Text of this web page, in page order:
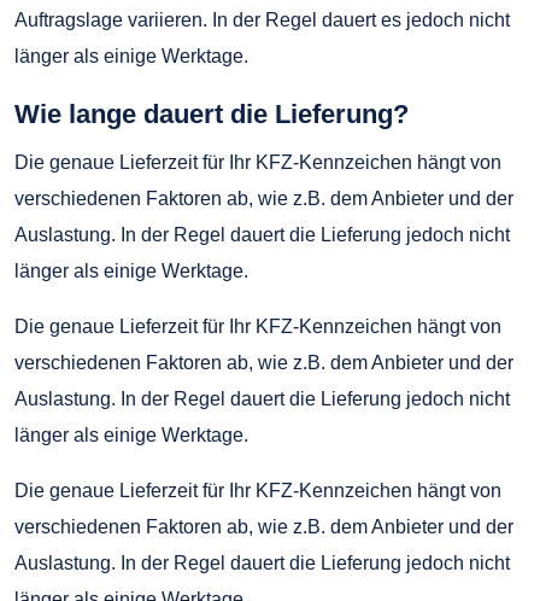
Auftragslage variieren. In der Regel dauert es jedoch nicht
länger als einige Werktage.
Wie lange dauert die Lieferung?
Die genaue Lieferzeit für Ihr KFZ-Kennzeichen hängt von
verschiedenen Faktoren ab, wie z.B. dem Anbieter und der
Auslastung. In der Regel dauert die Lieferung jedoch nicht
länger als einige Werktage.
Die genaue Lieferzeit für Ihr KFZ-Kennzeichen hängt von
verschiedenen Faktoren ab, wie z.B. dem Anbieter und der
Auslastung. In der Regel dauert die Lieferung jedoch nicht
länger als einige Werktage.
Die genaue Lieferzeit für Ihr KFZ-Kennzeichen hängt von
verschiedenen Faktoren ab, wie z.B. dem Anbieter und der
Auslastung. In der Regel dauert die Lieferung jedoch nicht